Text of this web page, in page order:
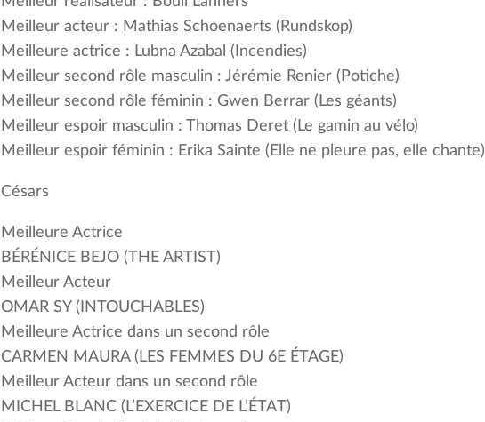
Meilleur acteur : Mathias Schoenaerts (Rundskop)
Meilleure actrice : Lubna Azabal (Incendies)
Meilleur second rôle masculin : Jérémie Renier (Potiche)
Meilleur second rôle féminin : Gwen Berrar (Les géants)
Meilleur espoir masculin : Thomas Deret (Le gamin au vélo)
Meilleur espoir féminin : Erika Sainte (Elle ne pleure pas, elle chante)
Césars
Meilleure Actrice
BÉRÉNICE BEJO (THE ARTIST)
Meilleur Acteur
OMAR SY (INTOUCHABLES)
Meilleure Actrice dans un second rôle
CARMEN MAURA (LES FEMMES DU 6E ÉTAGE)
Meilleur Acteur dans un second rôle
MICHEL BLANC (L’EXERCICE DE L’ÉTAT)